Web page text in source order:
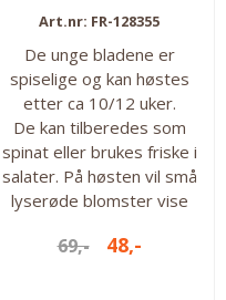
Chenopodium
Capitatum ...
Art.nr: FR-128355
De unge bladene er
spiselige og kan høstes
etter ca 10/12 uker.
De kan tilberedes som
spinat eller brukes friske i
salater. På høsten vil små
lyserøde blomster vise
ligner jordbær, men med
69,- 48,-